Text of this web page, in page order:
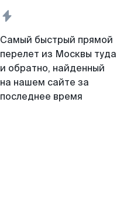
Самый быстрый прямой
перелет из Москвы туда
и обратно, найденный
на нашем сайте за
последнее время